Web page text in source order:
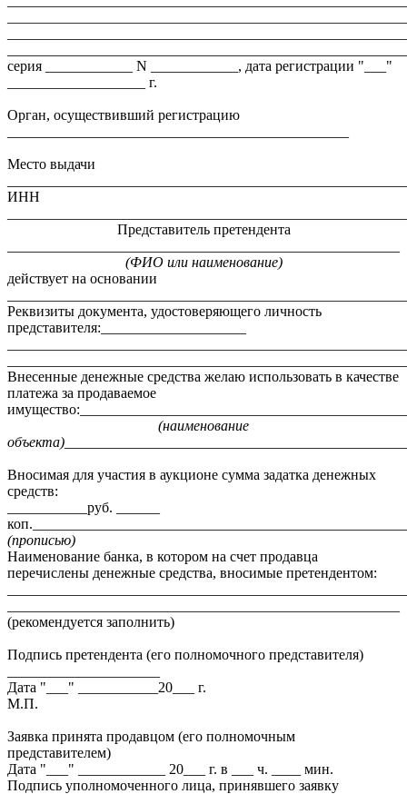
серия ____________ N ____________, дата регистрации "___"
___________________ г.
Орган, осуществивший регистрацию
Место выдачи
ИНН
Представитель претендента
(ФИО или наименование)
действует на основании
Реквизиты документа, удостоверяющего личность
представителя:____________________
Внесенные денежные средства желаю использовать в качестве
платежа за продаваемое
(наименование
объекта)
Вносимая для участия в аукционе сумма задатка денежных
средств:
___________руб. ______
(прописью)
Наименование банка, в котором на счет продавца
перечислены денежные средства, вносимые претендентом:
(рекомендуется заполнить)
Подпись претендента (его полномочного представителя)
Дата "___" ___________20___ г.
М.П.
Заявка принята продавцом (его полномочным
представителем)
Дата "___" ____________ 20___ г. в ___ ч. ____ мин.
Подпись уполномоченного лица, принявшего заявку